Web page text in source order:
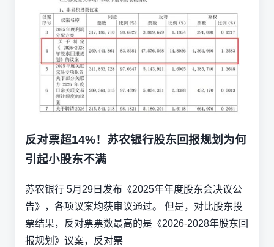
反对票超14%！苏农银行股东回报规划为何
引起小股东不满
苏农银行 5月29日发布《2025年年度股东会决议公
告》，各项议案均获审议通过。 但是，对比股东投
票结果，反对票票数最高的是《2026-2028年股东回
报规划》议案，反对票